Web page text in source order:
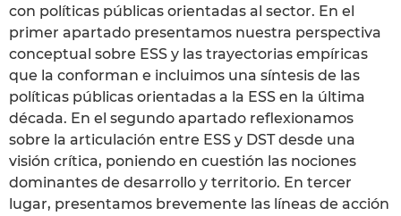
con políticas públicas orientadas al sector. En el
primer apartado presentamos nuestra perspectiva
conceptual sobre ESS y las trayectorias empíricas
que la conforman e incluimos una síntesis de las
políticas públicas orientadas a la ESS en la última
década. En el segundo apartado reflexionamos
sobre la articulación entre ESS y DST desde una
visión crítica, poniendo en cuestión las nociones
dominantes de desarrollo y territorio. En tercer
lugar, presentamos brevemente las líneas de acción